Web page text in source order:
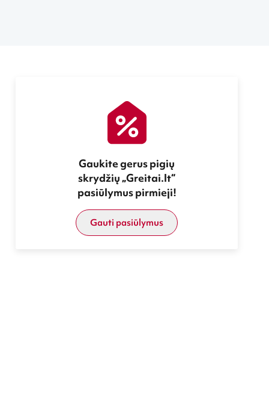
Gaukite gerus pigių
skrydžių „Greitai.lt“
pasiūlymus pirmieji!
Gauti pasiūlymus